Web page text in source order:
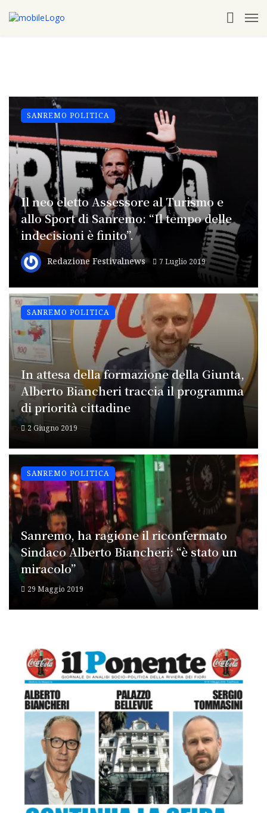
Il neo eletto Assessore al Turismo e
allo Sport di Sanremo: “Il tempo delle
indecisioni è finito”.
Redazione Festivalnews 7 Luglio 2019
SANREMO POLITICA
In attesa della formazione della Giunta,
Alberto Biancheri traccia il programma
di priorità cittadine
2 Giugno 2019
SANREMO POLITICA
Sanremo, ha ragione il riconfermato
Sindaco Alberto Biancheri: “è stato un
miracolo”
29 Maggio 2019
SANREMO POLITICA